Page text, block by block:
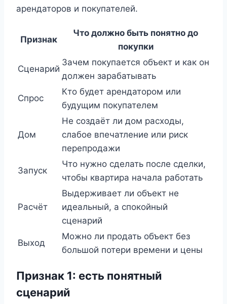
арендаторов и покупателей.
Признак
Что должно быть понятно до
покупки
Сценарий
Зачем покупается объект и как он
должен зарабатывать
Спрос
Кто будет арендатором или
будущим покупателем
Дом
Не создаёт ли дом расходы,
слабое впечатление или риск
перепродажи
Запуск
Что нужно сделать после сделки,
чтобы квартира начала работать
Расчёт
Выдерживает ли объект не
идеальный, а спокойный
сценарий
Выход
Можно ли продать объект без
большой потери времени и цены
Признак 1: есть понятный
сценарий